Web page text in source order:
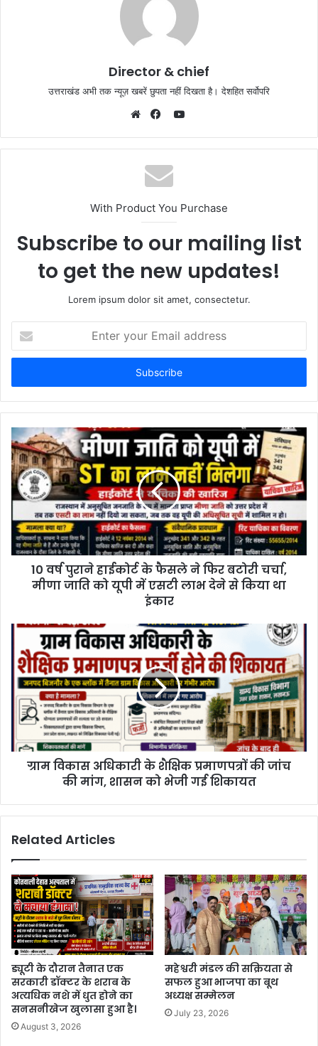
Director & chief
उत्तराखंड अभी तक न्यूज़ खबरें छुपता नहीं दिखता है। देशहित सर्वोपरि
YouTube
With Product You Purchase
Subscribe to our mailing list
to get the new updates!
Lorem ipsum dolor sit amet, consectetur.
your
Email
10 वर्ष पुराने हाईकोर्ट के फैसले ने फिर बटोरी चर्चा,
मीणा जाति को यूपी में एसटी लाभ देने से किया था
इंकार
ग्राम विकास अधिकारी के शैक्षिक प्रमाणपत्रों की जांच
की मांग, शासन को भेजी गई शिकायत
Related Articles
ड्यूटी के दौरान तैनात एक
सरकारी डॉक्टर के शराब के
अत्यधिक नशे में धुत होने का
सनसनीखेज खुलासा हुआ है।
August 3, 2026
महेश्वरी मंडल की सक्रियता से
सफल हुआ भाजपा का बूथ
अध्यक्ष सम्मेलन
July 23, 2026